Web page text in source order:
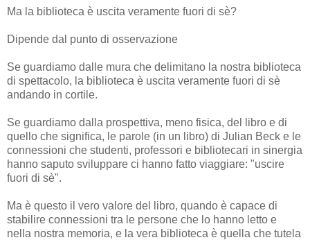
Ma la biblioteca è uscita veramente fuori di sè?
Dipende dal punto di osservazione
Se guardiamo dalle mura che delimitano la nostra biblioteca
di spettacolo, la biblioteca è uscita veramente fuori di sè
andando in cortile.
Se guardiamo dalla prospettiva, meno fisica, del libro e di
quello che significa, le parole (in un libro) di Julian Beck e le
connessioni che studenti, professori e bibliotecari in sinergia
hanno saputo sviluppare ci hanno fatto viaggiare: "uscire
fuori di sè".
Ma è questo il vero valore del libro, quando è capace di
stabilire connessioni tra le persone che lo hanno letto e
nella nostra memoria, e la vera biblioteca è quella che tutela